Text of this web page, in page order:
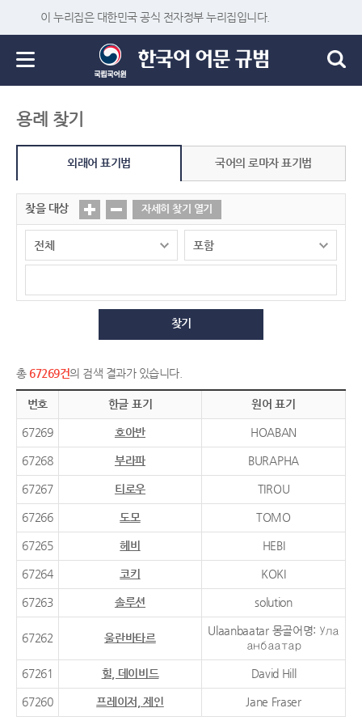
이 누리집은 대한민국 공식 전자정부 누리집입니다.
용례 찾기
외래어 표기법 국어의 로마자 표기법
찾을 대상 자세히 찾기 열기
찾기
총 67269건의 검색 결과가 있습니다.
번호 한글 표기 원어 표기
67269 호아반 HOABAN
67268 부라파 BURAPHA
67267 티로우 TIROU
67266 도모 TOMO
67265 헤비 HEBI
67264 코키 KOKI
67263 솔루션 solution
67262 울란바타르
Ulaanbaatar 몽골어명: Ула
анбаатар
67261 힐, 데이비드 David Hill
67260 프레이저, 제인 Jane Fraser